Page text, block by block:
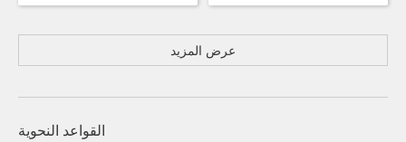
عرض المزيد
القواعد النحوية